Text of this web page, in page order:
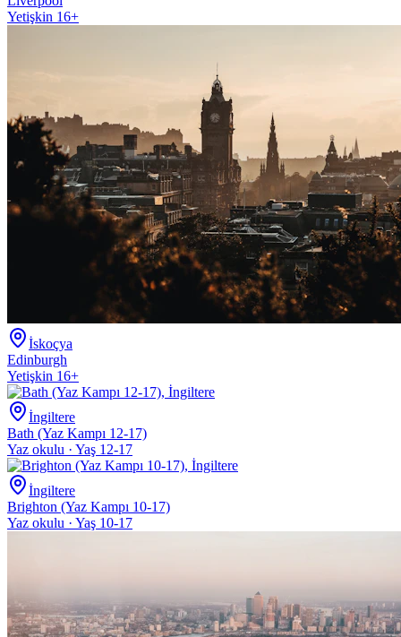
Yetişkin 16+
İskoçya
Edinburgh
Yetişkin 16+
İngiltere
Bath (Yaz Kampı 12-17)
Yaz okulu · Yaş 12-17
İngiltere
Brighton (Yaz Kampı 10-17)
Yaz okulu · Yaş 10-17